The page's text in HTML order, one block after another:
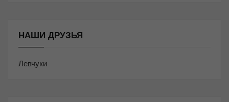
НАШИ ДРУЗЬЯ
Левчуки